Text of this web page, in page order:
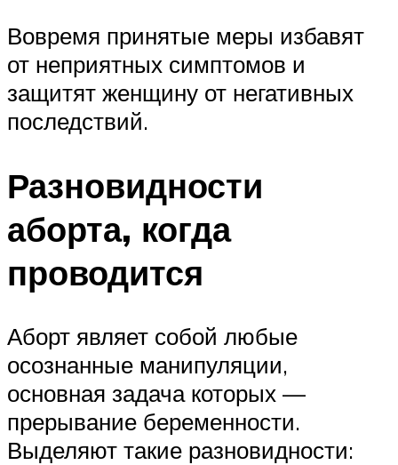
Вовремя принятые меры избавят
от неприятных симптомов и
защитят женщину от негативных
последствий.
Разновидности
аборта, когда
проводится
Аборт являет собой любые
осознанные манипуляции,
основная задача которых —
прерывание беременности.
Выделяют такие разновидности: